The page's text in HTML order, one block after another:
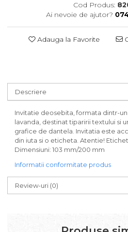
Cod Produs:
Ai nevoie de ajutor?
Adauga la Favorite
Descriere
Invitatie deosebita, formata dintr-
lavanda, destinat tiparirii textului si
grafice de dantela. Invitatia este
din iuta si o eticheta. Atentie!
Dimensiuni: 103 mm/200 mm
Informatii conformitate produs
Review-uri (0)